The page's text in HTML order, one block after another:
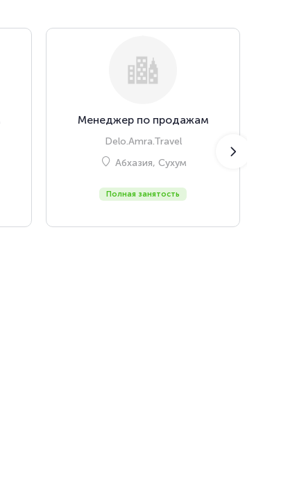
Менеджер по продажам
Delo.Amra.Travel
Абхазия, Сухум
Полная занятость